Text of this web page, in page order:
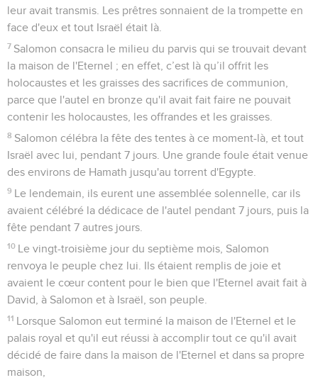
leur avait transmis. Les prêtres sonnaient de la trompette en
face d'eux et tout Israël était là.
7 Salomon consacra le milieu du parvis qui se trouvait devant
la maison de l'Eternel ; en effet, c’est là qu’il offrit les
holocaustes et les graisses des sacrifices de communion,
parce que l'autel en bronze qu'il avait fait faire ne pouvait
contenir les holocaustes, les offrandes et les graisses.
8 Salomon célébra la fête des tentes à ce moment-là, et tout
Israël avec lui, pendant 7 jours. Une grande foule était venue
des environs de Hamath jusqu'au torrent d'Egypte.
9 Le lendemain, ils eurent une assemblée solennelle, car ils
avaient célébré la dédicace de l'autel pendant 7 jours, puis la
fête pendant 7 autres jours.
10 Le vingt-troisième jour du septième mois, Salomon
renvoya le peuple chez lui. Ils étaient remplis de joie et
avaient le cœur content pour le bien que l'Eternel avait fait à
David, à Salomon et à Israël, son peuple.
11 Lorsque Salomon eut terminé la maison de l'Eternel et le
palais royal et qu'il eut réussi à accomplir tout ce qu'il avait
décidé de faire dans la maison de l'Eternel et dans sa propre
maison,